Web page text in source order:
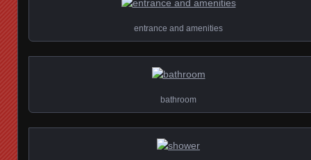
entrance and amenities
bathroom